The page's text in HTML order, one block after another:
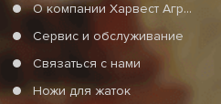
О компании Харвест Агро Груп
Сервис и обслуживание
Связаться с нами
Ножи для жаток